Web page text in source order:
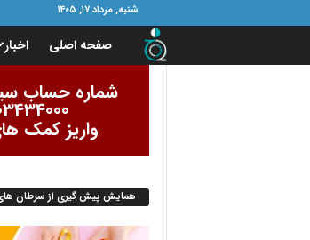
شنبه, مرداد ۱۷, ۱۴۰۵
ا
د
صفحه اصلی اخبار
شماره حساب
واریز کمک
همایش پیش گیری از سرطان